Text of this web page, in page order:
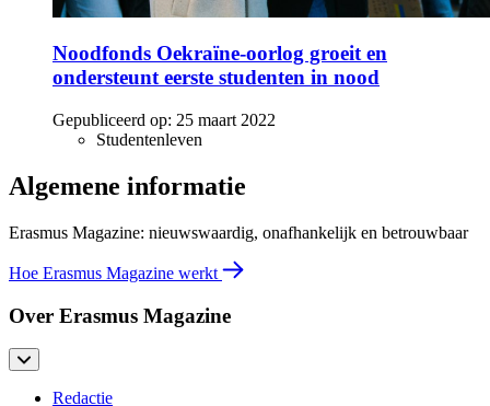
Noodfonds Oekraïne-oorlog groeit en
ondersteunt eerste studenten in nood
Gepubliceerd op: 25 maart 2022
Studentenleven
Algemene informatie
Erasmus Magazine: nieuwswaardig, onafhankelijk en betrouwbaar
Hoe Erasmus Magazine werkt
Over Erasmus Magazine
Redactie